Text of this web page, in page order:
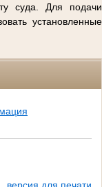
суда. Для подачи
установленные